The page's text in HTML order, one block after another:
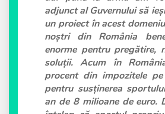
adjunct al Guvernului să
un proiect în acest
noștri din România
enorme pentru pregătire,
soluții. Acum în
procent din impozitele
pentru susținerea
an de 8 milioane de euro.